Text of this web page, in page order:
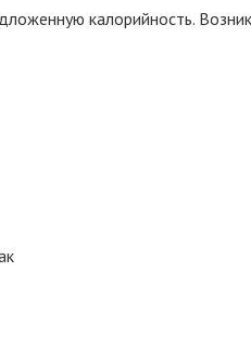
калорийность.